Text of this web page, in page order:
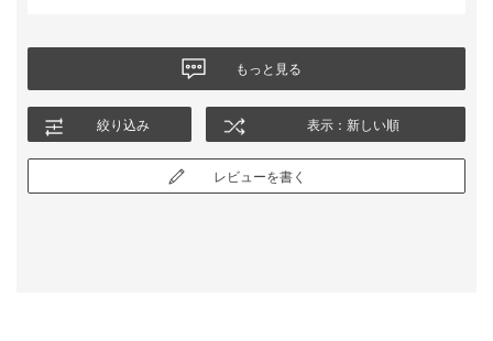
評価に疑念を抱きました。
この評価がきちんと掲示される事を祈ります…
もっと見る
絞り込み 表示：新しい順
レビューを書く